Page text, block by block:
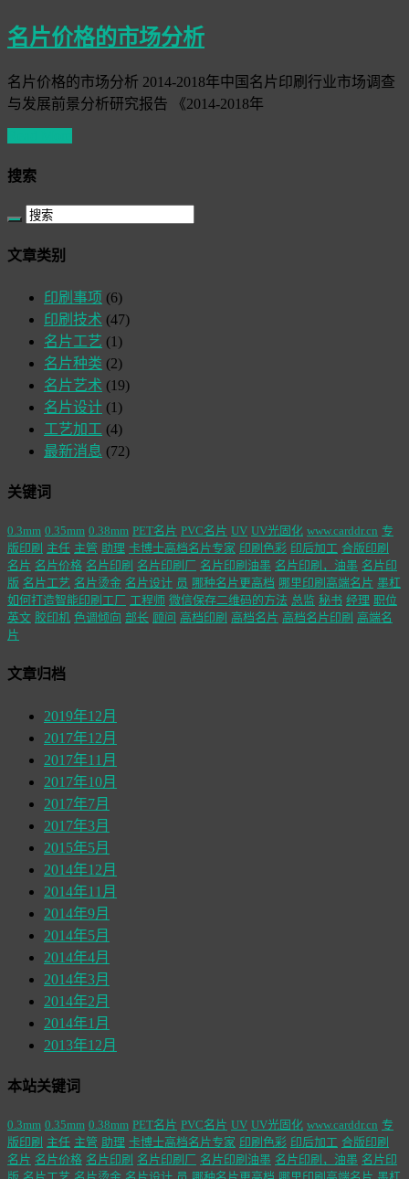
名片价格的市场分析
名片价格的市场分析 2014-2018年中国名片印刷行业市场调查
与发展前景分析研究报告 《2014-2018年
搜索
文章类别
印刷事项 (6)
印刷技术 (47)
名片工艺 (1)
名片种类 (2)
名片艺术 (19)
名片设计 (1)
工艺加工 (4)
最新消息 (72)
关键词
0.3mm 0.35mm 0.38mm PET名片 PVC名片 UV UV光固化 www.carddr.cn 专
版印刷 主任 主管 助理 卡博士高档名片专家 印刷色彩 印后加工 合版印刷
名片 名片价格 名片印刷 名片印刷厂 名片印刷油墨 名片印刷，油墨 名片印
版 名片工艺 名片烫金 名片设计 员 哪种名片更高档 哪里印刷高端名片 墨杠
如何打造智能印刷工厂 工程师 微信保存二维码的方法 总监 秘书 经理 职位
英文 胶印机 色调倾向 部长 顾问 高档印刷 高档名片 高档名片印刷 高端名
片
文章归档
2019年12月
2017年12月
2017年11月
2017年10月
2017年7月
2017年3月
2015年5月
2014年12月
2014年11月
2014年9月
2014年5月
2014年4月
2014年3月
2014年2月
2014年1月
2013年12月
本站关键词
0.3mm 0.35mm 0.38mm PET名片 PVC名片 UV UV光固化 www.carddr.cn 专
版印刷 主任 主管 助理 卡博士高档名片专家 印刷色彩 印后加工 合版印刷
名片 名片价格 名片印刷 名片印刷厂 名片印刷油墨 名片印刷，油墨 名片印